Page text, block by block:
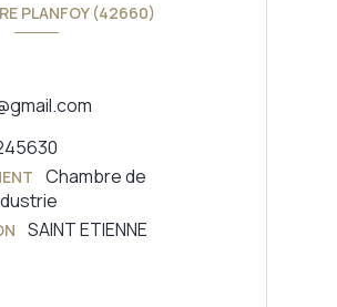
PLANFOY (42660)
Chambre de
SAINT ETIENNE